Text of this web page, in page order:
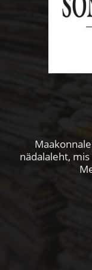
nädalaleht,